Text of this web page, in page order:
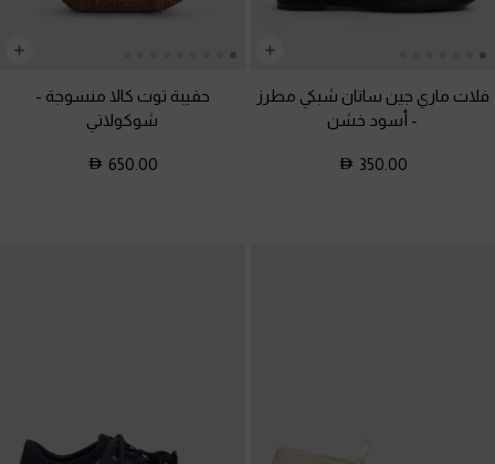
فلات ماري جين ساتان شبكي مطرز
- أسود خشن
350.00
حقيبة توت كالا منسوجة -
شوكولاتي
650.00